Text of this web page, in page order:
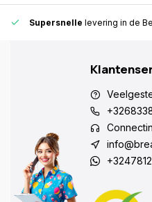
Supersnelle levering in de